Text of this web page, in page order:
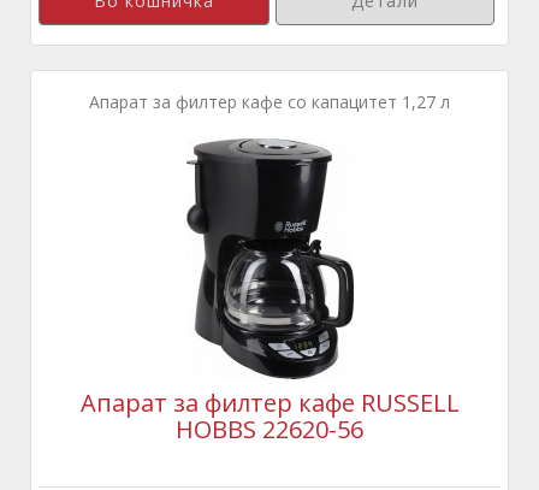
Апарат за филтер кафе со капацитет 1,27 л
Апарат за филтер кафе RUSSELL
HOBBS 22620-56